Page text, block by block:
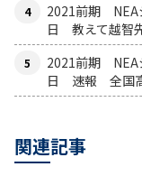
2021前期 NEA
日 教えて越智
2021前期 NEA
日 速報 全国高
関連記事